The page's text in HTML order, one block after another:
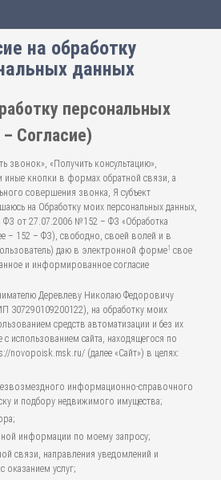
на обработку
данных
персональных
Согласие)
звонок», «Получить консультацию»,
иные кнопки в формах обратной связи, а
совершения звонка, Я субъект
на Обработку моих персональных данных,
ФЗ от 27.07.2006 №152 – ФЗ «Обработка
– 152 – ФЗ), свободно, своей волей и в
даю в электронной форме1 свое
и информированное согласие
Деревлеву Николаю Федоровичу
307290109200122), на обработку моих
средств автоматизации и без их
использованием сайта, находящегося по
novopoisk.msk.ru/ (далее «Сайт») в целях:
информационно-справочного
и подбору недвижимого имущества;
информации по моему запросу;
связи, направления уведомлений и
оказанием услуг;